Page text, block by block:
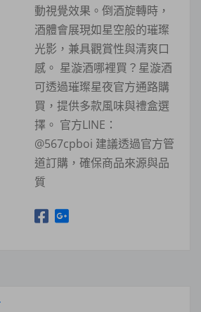
動視覺效果。倒酒旋轉時，
酒體會展現如星空般的璀璨
光影，兼具觀賞性與清爽口
感。 星漩酒哪裡買？星漩酒
可透過璀璨星夜官方通路購
買，提供多款風味與禮盒選
擇。 官方LINE：
@567cpboi 建議透過官方管
道訂購，確保商品來源與品
質